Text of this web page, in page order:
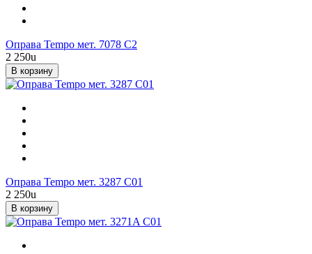
Оправа Tempo мет. 7078 С2
2 250u
В корзину
Оправа Tempo мет. 3287 С01
2 250u
В корзину